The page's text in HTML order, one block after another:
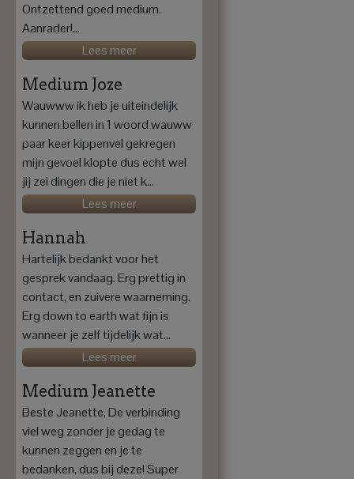
Ontzettend goed medium.
Aanrader!...
Lees meer
Medium Joze
Wauwww ik heb je uiteindelijk
kunnen bellen in 1 woord wauww
paar keer kippenvel gekregen
mijn gevoel klopte dus echt wel
jij zei dingen die je niet k...
Lees meer
Hannah
Hartelijk bedankt voor het
gesprek vandaag. Erg prettig in
contact, en zuivere waarneming.
Erg down to earth wat fijn is
wanneer je zelf tijdelijk wat...
Lees meer
Medium Jeanette
Beste Jeanette, De verbinding
viel weg zonder je gedag te
kunnen zeggen en je te
bedanken, dus bij deze! Super